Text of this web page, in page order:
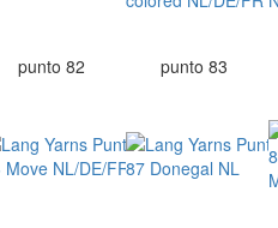
punto 82 punto 83